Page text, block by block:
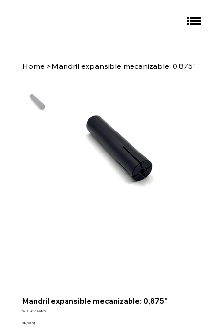
Home >Mandril expansible mecanizable: 0,875"
Mandril expansible mecanizable: 0,875"
SKU: SKU
52-
A1-52-0875
Precio
38,60 US$